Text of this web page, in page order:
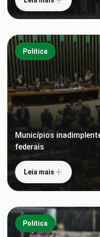
Política
Municípios
federais
Leia mais
Política